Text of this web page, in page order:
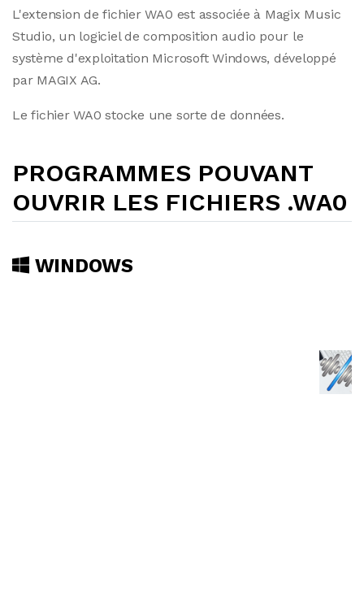
L'extension de fichier WA0 est associée à Magix Music
Studio, un logiciel de composition audio pour le
système d'exploitation Microsoft Windows, développé
par MAGIX AG.
Le fichier WA0 stocke une sorte de données.
PROGRAMMES POUVANT
OUVRIR LES FICHIERS .WA0
WINDOWS